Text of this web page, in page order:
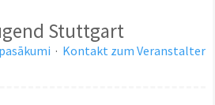
Stuttgart
· Kontakt zum Veranstalter